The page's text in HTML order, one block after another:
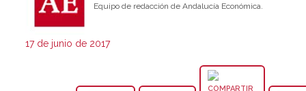
Equipo de redacción de Andalucía Económica.
17 de junio de 2017